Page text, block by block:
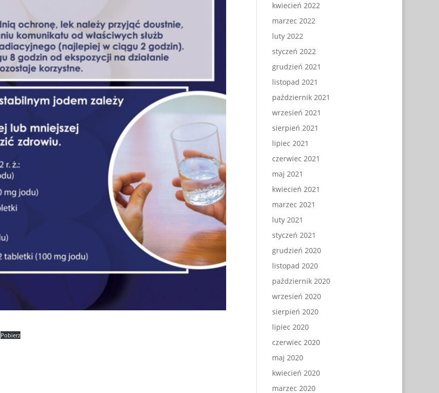
Pobierz
kwiecień 2022
marzec 2022
luty 2022
styczeń 2022
grudzień 2021
listopad 2021
październik 2021
wrzesień 2021
sierpień 2021
lipiec 2021
czerwiec 2021
maj 2021
kwiecień 2021
marzec 2021
luty 2021
styczeń 2021
grudzień 2020
listopad 2020
październik 2020
wrzesień 2020
sierpień 2020
lipiec 2020
czerwiec 2020
maj 2020
kwiecień 2020
marzec 2020